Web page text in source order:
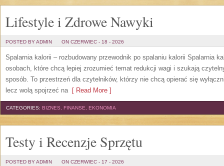
Lifestyle i Zdrowe Nawyki
POSTED BY ADMIN ON CZERWIEC - 18 - 2026
Spalarnia kalorii – rozbudowany przewodnik po spalaniu kalorii Spalarnia
osobach, które chcą lepiej zrozumieć temat redukcji wagi i szukają
sposób. To przestrzeń dla czytelników, którzy nie chcą opierać się
lecz wolą spojrzeć na[ Read More ]
CATEGORIES: BIZNES, FINANSE, EKONOMIA
Testy i Recenzje Sprzętu
POSTED BY ADMIN ON CZERWIEC - 17 - 2026